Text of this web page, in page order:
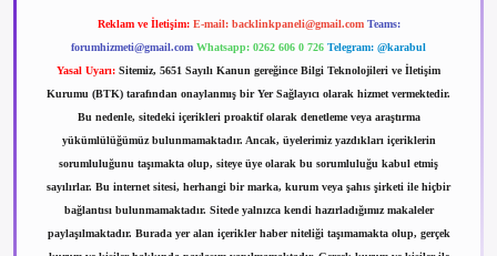
Reklam ve İletişim: E-mail: backlinkpaneli@gmail.com Teams:
forumhizmeti@gmail.com Whatsapp: 0262 606 0 726 Telegram: @karabul
Yasal Uyarı: Sitemiz, 5651 Sayılı Kanun gereğince Bilgi Teknolojileri ve İletişim
Kurumu (BTK) tarafından onaylanmış bir Yer Sağlayıcı olarak hizmet vermektedir.
Bu nedenle, sitedeki içerikleri proaktif olarak denetleme veya araştırma
yükümlülüğümüz bulunmamaktadır. Ancak, üyelerimiz yazdıkları içeriklerin
sorumluluğunu taşımakta olup, siteye üye olarak bu sorumluluğu kabul etmiş
sayılırlar. Bu internet sitesi, herhangi bir marka, kurum veya şahıs şirketi ile hiçbir
bağlantısı bulunmamaktadır. Sitede yalnızca kendi hazırladığımız makaleler
paylaşılmaktadır. Burada yer alan içerikler haber niteliği taşımamakta olup, gerçek